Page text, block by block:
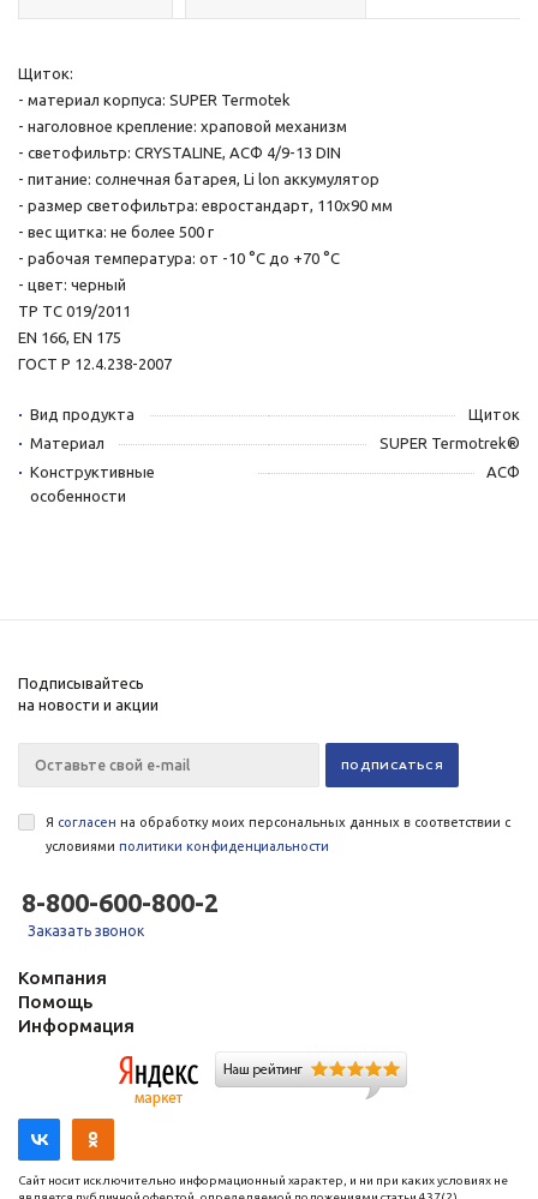
Щиток:
- материал корпуса: SUPER Termotek
- наголовное крепление: храповой механизм
- светофильтр: CRYSTALINE, АСФ 4/9-13 DIN
- питание: солнечная батарея, Li lon аккумулятор
- размер светофильтра: евростандарт, 110х90 мм
- вес щитка: не более 500 г
- рабочая температура: от -10 °С до +70 °С
- цвет: черный
ТР ТС 019/2011
EN 166, EN 175
ГОСТ Р 12.4.238-2007
Вид продукта
Щиток
Материал
SUPER Termotrek®
Конструктивные
особенности
АСФ
Подписывайтесь
на новости и акции
Я согласен на обработку моих персональных данных в соответствии с
условиями политики конфиденциальности
8-800-600-800-2
Заказать звонок
Компания
Помощь
Информация
Сайт носит исключительно информационный характер, и ни при каких условиях не